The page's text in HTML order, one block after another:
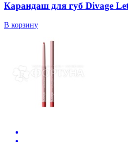
Карандаш для губ Divage
В корзину